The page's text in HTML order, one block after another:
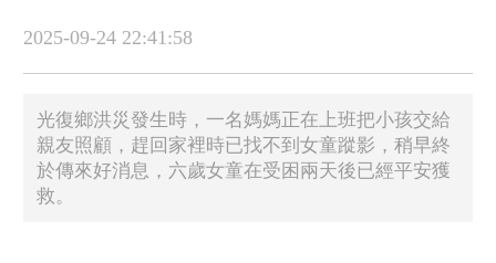
2025-09-24 22:41:58
光復鄉洪災發生時，一名媽媽正在上班把小孩交給
親友照顧，趕回家裡時已找不到女童蹤影，稍早終
於傳來好消息，六歲女童在受困兩天後已經平安獲
救。